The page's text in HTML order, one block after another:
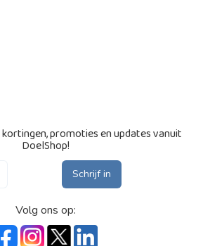
promoties en updates vanuit
DoelShop!
Schrijf in
Volg ons op: